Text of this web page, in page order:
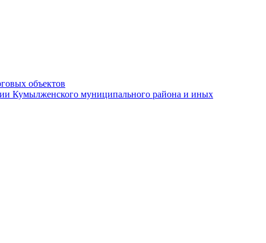
объектов
Кумылженского муниципального района и иных